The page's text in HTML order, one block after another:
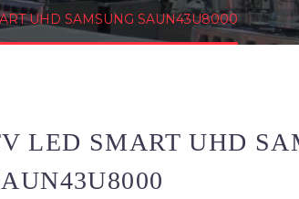
UHD SAMSUNG SAUN43U8000
LED SMART UHD